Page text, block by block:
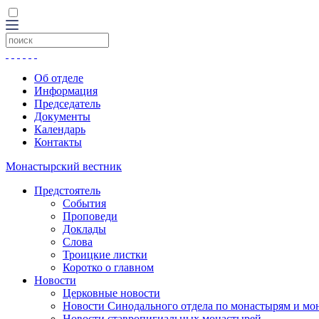
Об отделе
Информация
Председатель
Документы
Календарь
Контакты
Монастырский вестник
Предстоятель
События
Проповеди
Доклады
Слова
Троицкие листки
Коротко о главном
Новости
Церковные новости
Новости Синодального отдела по монастырям и